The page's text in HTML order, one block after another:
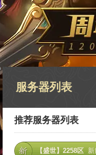
服务器列表
推荐服务器列表
【盛世】2258区 新